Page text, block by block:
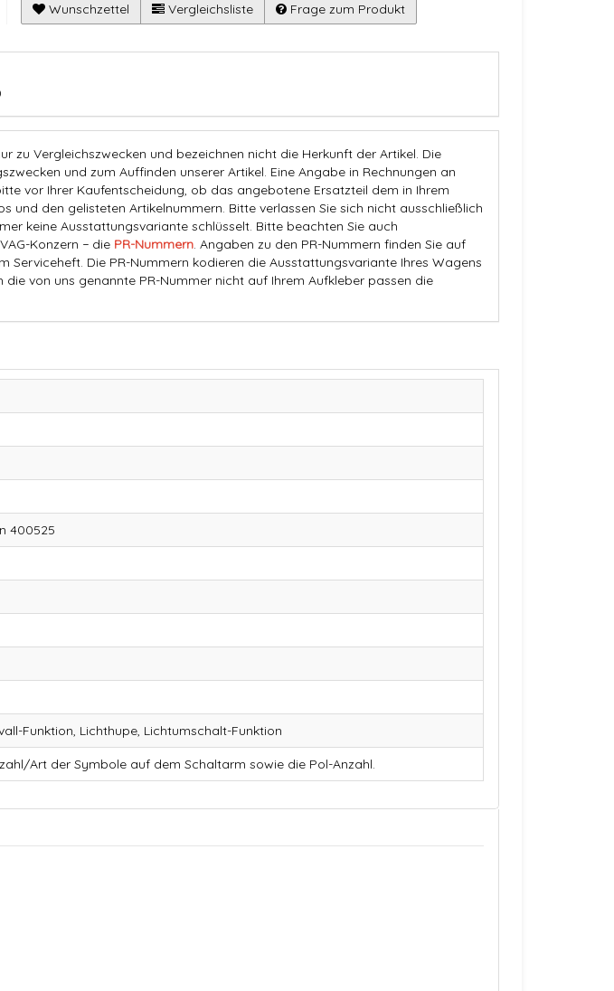
Wunschzettel Vergleichsliste Frage zum Produkt
zu Vergleichszwecken und bezeichnen nicht die Herkunft der Artikel. Die
und zum Auffinden unserer Artikel. Eine Angabe in Rechnungen an
vor Ihrer Kaufentscheidung, ob das angebotene Ersatzteil dem in Ihrem
und den gelisteten Artikelnummern. Bitte verlassen Sie sich nicht ausschließlich
keine Ausstattungsvariante schlüsselt. Bitte beachten Sie auch
Konzern − die PR-Nummern. Angaben zu den PR-Nummern finden Sie auf
Die PR-Nummern kodieren die Ausstattungsvariante Ihres Wagens
von uns genannte PR-Nummer nicht auf Ihrem Aufkleber passen die
400525
Funktion, Lichthupe, Lichtumschalt-Funktion
Art der Symbole auf dem Schaltarm sowie die Pol-Anzahl.